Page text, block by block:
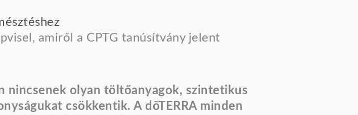
amiről a CPTG tanúsítvány jelent
nincsenek olyan töltőanyagok, szintetikus
csökkentik. A dōTERRA minden